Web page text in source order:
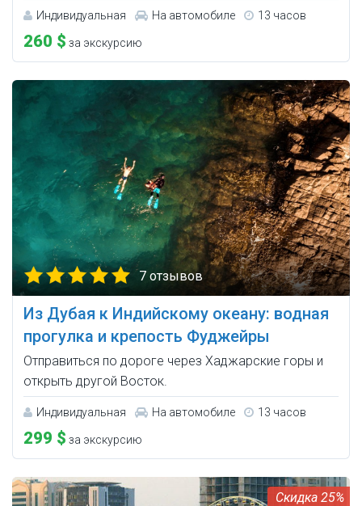
Индивидуальная На автомобиле 13 часов
260 $ за экскурсию
7 отзывов
Из Дубая к Индийскому океану: водная
прогулка и крепость Фуджейры
Отправиться по дороге через Хаджарские горы и
открыть другой Восток.
Индивидуальная На автомобиле 13 часов
299 $ за экскурсию
25%